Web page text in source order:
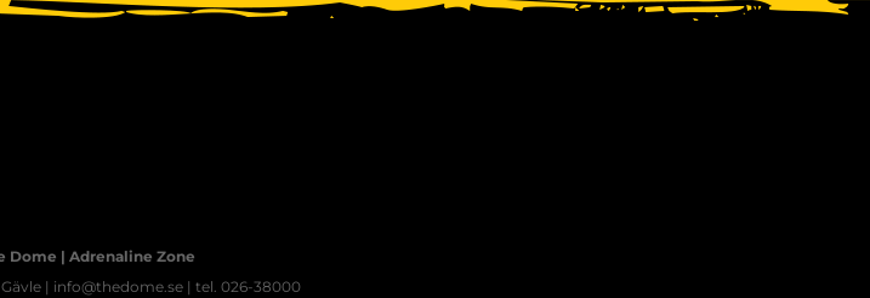
Dome | Adrenaline Zone
| info@thedome.se | tel. 026-38000